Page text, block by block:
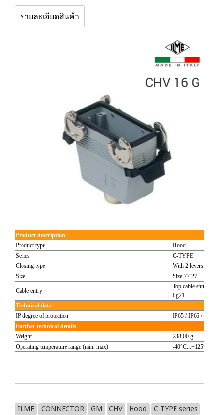
รายละเอียดสินค้า
Product description
Product type
Hood
Series
C-TYPE
Closing type
With 2 levers
Size
Size 77.27
Cable entry
Top cable entry
Pg21
Technical data
IP degree of protection
IP65 / IP66 / IP69
Further technical details
Weight
238,00 g
Operating temperature range (min, max)
-40°C...+125°C
ILME CONNECTOR GM CHV Hood
C-TYPE series